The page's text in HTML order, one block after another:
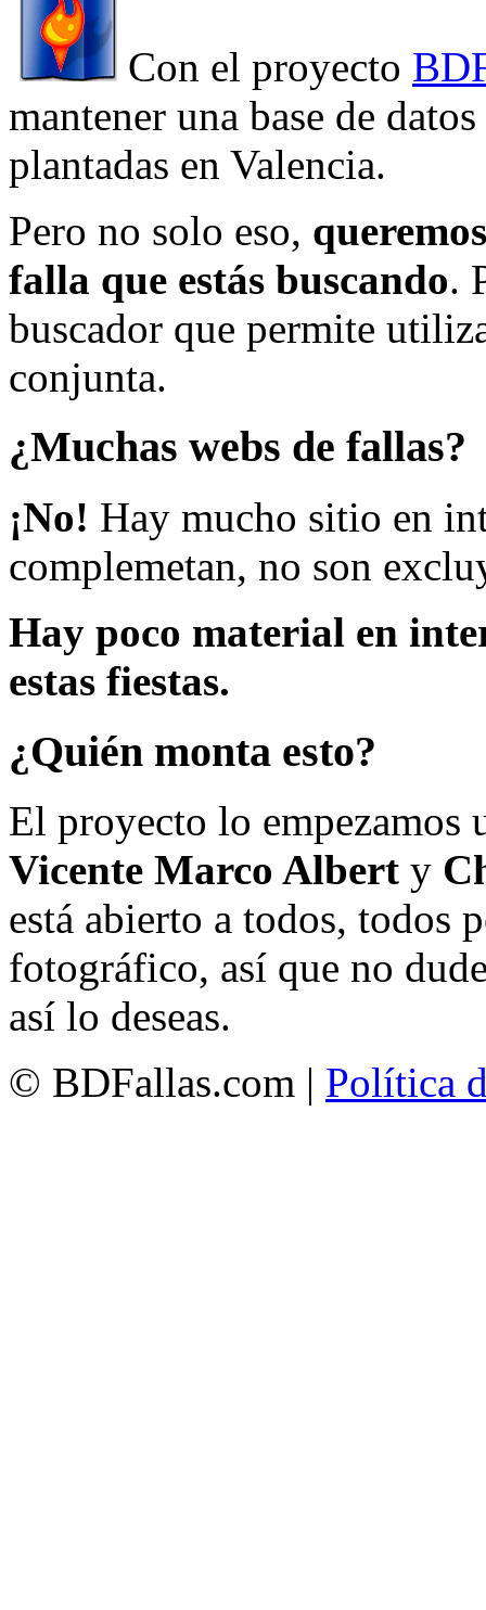
Con el proyecto
mantener una base de
plantadas en Valencia.
Pero no solo eso,
falla que estás buscando.
buscador que permite
conjunta.
¿Muchas webs de fallas?
¡No! Hay mucho sitio en
complemetan, no son
Hay poco material en
estas fiestas.
¿Quién monta esto?
El proyecto lo empezamos
Vicente Marco Albert y
está abierto a todos, todos
fotográfico, así que no
así lo deseas.
© BDFallas.com | Política